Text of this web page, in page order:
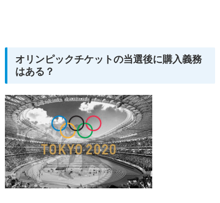
オリンピックチケットの当選後に購入義務
はある？